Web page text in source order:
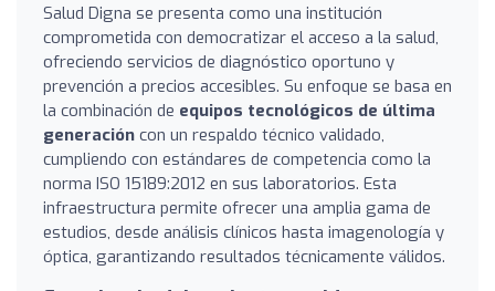
Salud Digna se presenta como una institución
comprometida con democratizar el acceso a la salud,
ofreciendo servicios de diagnóstico oportuno y
prevención a precios accesibles. Su enfoque se basa en
la combinación de equipos tecnológicos de última
generación con un respaldo técnico validado,
cumpliendo con estándares de competencia como la
norma ISO 15189:2012 en sus laboratorios. Esta
infraestructura permite ofrecer una amplia gama de
estudios, desde análisis clínicos hasta imagenología y
óptica, garantizando resultados técnicamente válidos.